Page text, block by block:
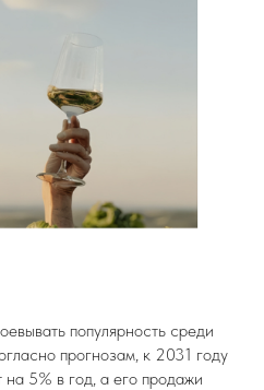
популярность среди
прогнозам, к 2031 году
5% в год, а его продажи